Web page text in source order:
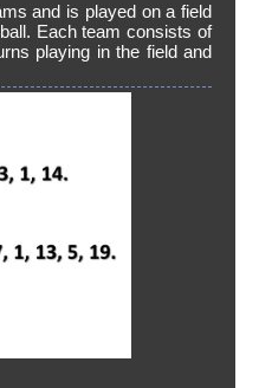
and is played on a field
Each team consists of
playing in the field and